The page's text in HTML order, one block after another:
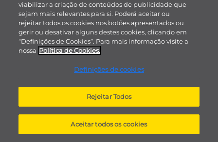
viabilizar a criação de conteúdos de publicidade que
sejam mais relevantes para si. Poderá aceitar ou
rejeitar todos os cookies nos botões apresentados ou
gerir ou desativar alguns destes cookies, clicando em
“Definições de Cookies”. Para mais informação visite a
nossa Política de Cookies.
Definições de cookies
Rejeitar Todos
Aceitar todos os cookies